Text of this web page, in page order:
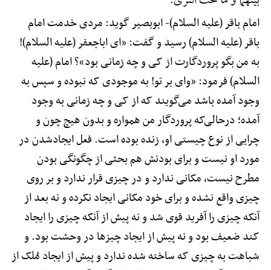
امام باقر (علیه السلام)-ابوبصیر گوید: مردی خدمت امام
باقر (علیه السلام) رسید و گفت: «ای اباجعفر (علیه السلام)!
به من بگو پروردگارت از کی و چه زمانی بود»؟ امام (علیه
السلام) فرمود: «وای بر تو! به موجودی که نبوده و سپس به
وجود آمده باشد می‌گویند که از کی و چه زمانی به وجود
آمده؛ درحالی‌که پروردگار من همواره و بدون هیچ چون و
چرایی از نوع چیستی او، زنده بوده است. فعل ایجادشدن در
مورد او نیست و برای بودنش هم بحثی از چگونگی بودن
مطرح نیست، مکانی ندارد و در چیزی قرار ندارد و بر روی
چیزی واقع نشده و برای خود مکانی ایجاد نکرده و نه بعد از
آنکه چیزی را آفرید قوی شد و نه پیش از آنکه چیزی را ایجاد
کند ضعیف بود و نه پیش از ایجاد چیزها در وحشت بود. و
شباهت به چیزی که ساخته شده ندارد و پیش از ایجاد مُلک از